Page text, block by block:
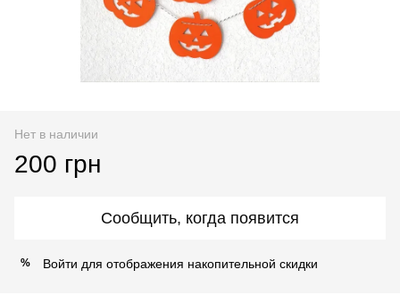
Нет в наличии
200 грн
Сообщить, когда появится
% Войти для отображения накопительной скидки